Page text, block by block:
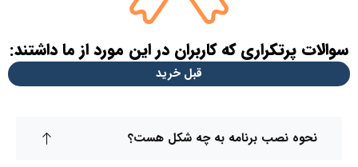
قبل خرید
نحوه نصب برنامه به چه شکل هست؟
سوالات پرتکراری که کاربران در این مورد از ما داشتند: